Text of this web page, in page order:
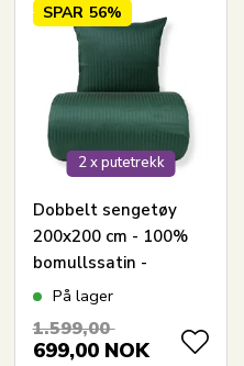
2 x putetrekk
SPAR 56%
Dobbelt sengetøy
200x200 cm - 100%
bomullssatin -
Klassiske grønne
På lager
1.599,00
699,00 NOK